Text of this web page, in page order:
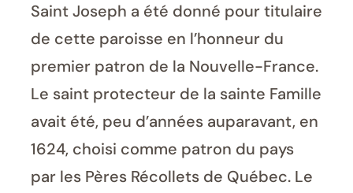
Saint Joseph a été donné pour titulaire
de cette paroisse en l’honneur du
premier patron de la Nouvelle-France.
Le saint protecteur de la sainte Famille
avait été, peu d’années auparavant, en
1624, choisi comme patron du pays
par les Pères Récollets de Québec. Le